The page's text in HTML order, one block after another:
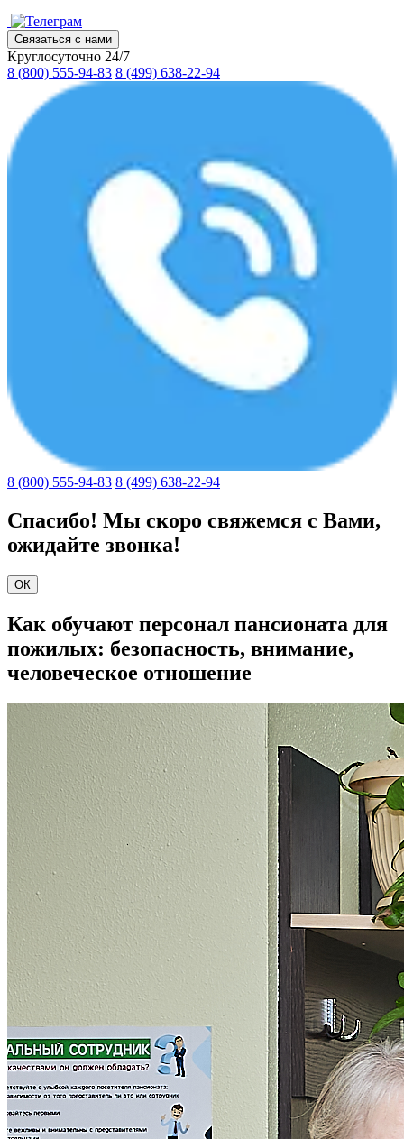
Связаться с нами
Круглосуточно 24/7
8 (800) 555-94-83 8 (499) 638-22-94
8 (800) 555-94-83 8 (499) 638-22-94
Спасибо! Мы скоро свяжемся с Вами,
ожидайте звонка!
ОК
Как обучают персонал пансионата для
пожилых: безопасность, внимание,
человеческое отношение